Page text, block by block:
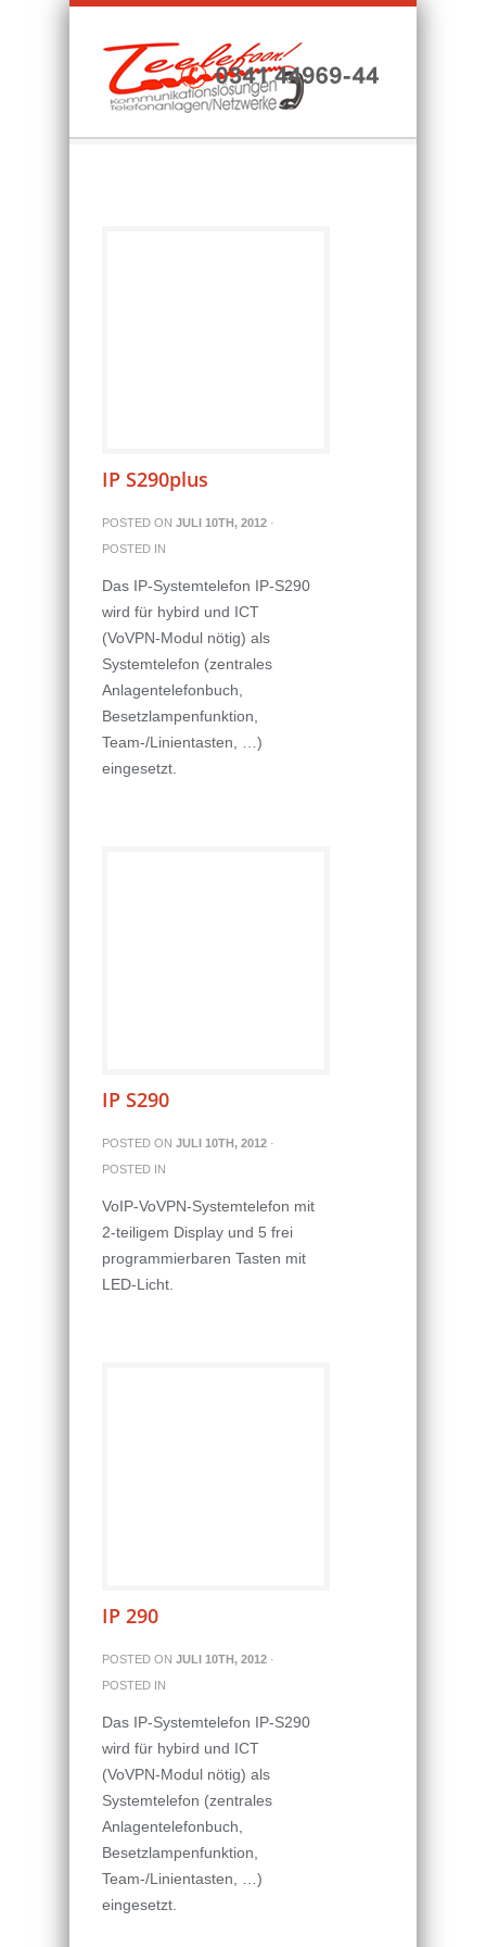
IP S290plus
POSTED ON JULI 10TH, 2012 ·
POSTED IN
Das IP-Systemtelefon IP-S290
wird für hybird und ICT
(VoVPN-Modul nötig) als
Systemtelefon (zentrales
Anlagentelefonbuch,
Besetzlampenfunktion,
Team-/Linientasten, …)
eingesetzt.
IP S290
POSTED ON JULI 10TH, 2012 ·
POSTED IN
VoIP-VoVPN-Systemtelefon mit
2-teiligem Display und 5 frei
programmierbaren Tasten mit
LED-Licht.
IP 290
POSTED ON JULI 10TH, 2012 ·
POSTED IN
Das IP-Systemtelefon IP-S290
wird für hybird und ICT
(VoVPN-Modul nötig) als
Systemtelefon (zentrales
Anlagentelefonbuch,
Besetzlampenfunktion,
Team-/Linientasten, …)
eingesetzt.